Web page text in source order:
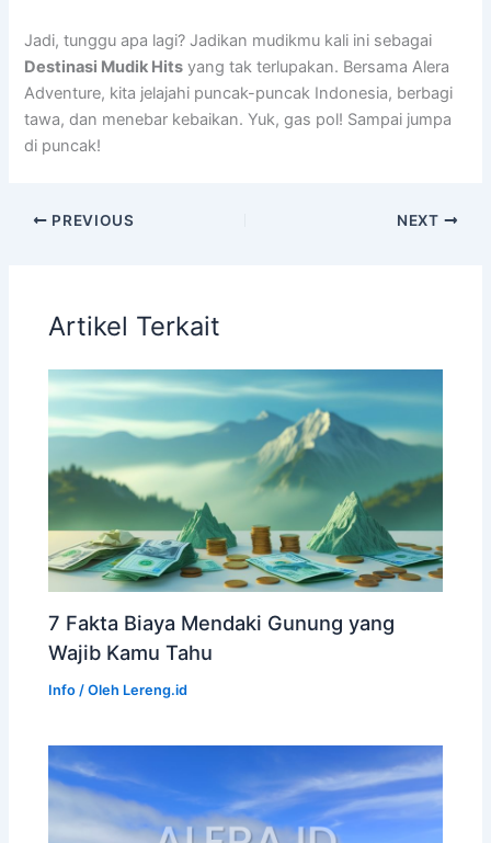
Jadi, tunggu apa lagi? Jadikan mudikmu kali ini sebagai
Destinasi Mudik Hits yang tak terlupakan. Bersama Alera
Adventure, kita jelajahi puncak-puncak Indonesia, berbagi
tawa, dan menebar kebaikan. Yuk, gas pol! Sampai jumpa
di puncak!
PREVIOUS NEXT
Artikel Terkait
7 Fakta Biaya Mendaki Gunung yang
Wajib Kamu Tahu
Info / Oleh Lereng.id